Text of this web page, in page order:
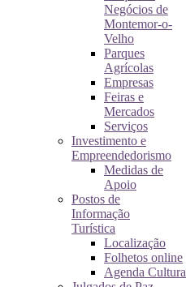
Negócios de
Montemor-o-
Velho
Parques
Agrícolas
Empresas
Feiras e
Mercados
Serviços
Investimento e
Empreendedorismo
Medidas de
Apoio
Postos de
Informação
Turística
Localização
Folhetos online
Agenda